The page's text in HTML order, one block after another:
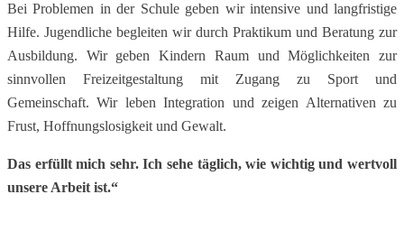
Bei Problemen in der Schule geben wir intensive und langfristige
Hilfe. Jugendliche begleiten wir durch Praktikum und Beratung zur
Ausbildung. Wir geben Kindern Raum und Möglichkeiten zur
sinnvollen Freizeitgestaltung mit Zugang zu Sport und
Gemeinschaft. Wir leben Integration und zeigen Alternativen zu
Frust, Hoffnungslosigkeit und Gewalt.
Das erfüllt mich sehr. Ich sehe täglich, wie wichtig und wertvoll
unsere Arbeit ist.“